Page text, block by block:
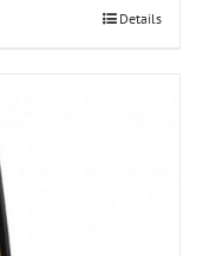
Details